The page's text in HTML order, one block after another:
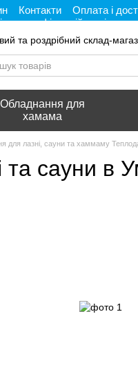
Контакти Оплата і
конфіденційності
та роздрібний склад-
Обладнання для
хамама
для лазні, сауни та хаммаму
та сауни в